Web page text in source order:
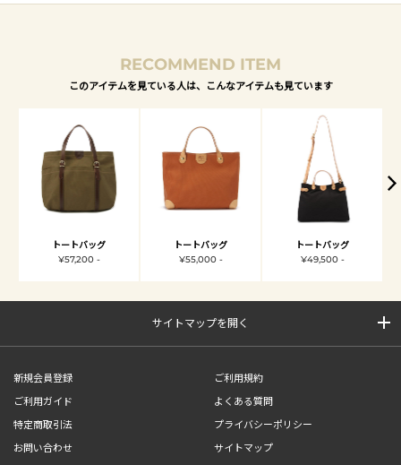
RECOMMEND ITEM
このアイテムを見ている人は、こんなアイテムも見ています
トートバッグ
¥57,200 -
トートバッグ
¥55,000 -
トートバッグ
¥49,500 -
サイトマップを開く
新規会員登録
ご利用規約
ご利用ガイド
よくある質問
特定商取引法
プライバシーポリシー
お問い合わせ
サイトマップ